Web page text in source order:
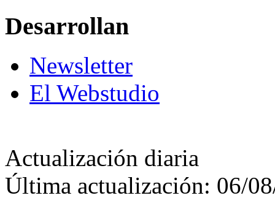
Desarrollan
Newsletter
El Webstudio
Actualización diaria
Última actualización: 06/